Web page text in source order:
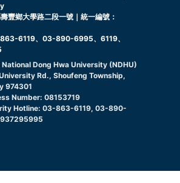
豐鄉大學路二段一號｜統一編號：
6119、03-890-6995、6119、
National Dong Hwa University (NDHU)
Rd., Shoufeng Township,
974301
Number: 08153719
Hotline: 03-863-6119, 03-890-